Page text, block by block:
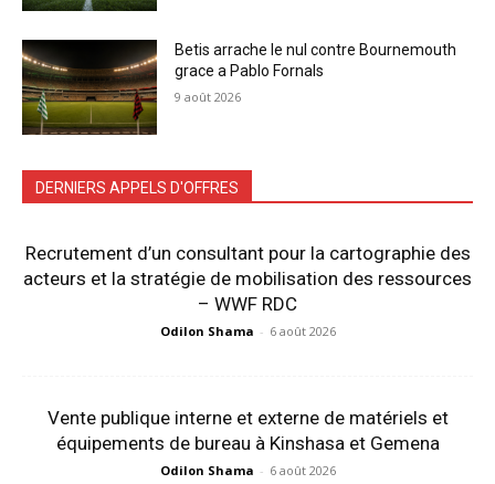
Betis arrache le nul contre Bournemouth
grace a Pablo Fornals
9 août 2026
DERNIERS APPELS D'OFFRES
Recrutement d’un consultant pour la cartographie des
acteurs et la stratégie de mobilisation des ressources
– WWF RDC
Odilon Shama - 6 août 2026
Vente publique interne et externe de matériels et
équipements de bureau à Kinshasa et Gemena
Odilon Shama - 6 août 2026